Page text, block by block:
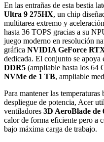
En las entrañas de esta bestia
Ultra 9 275HX, un chip
multitarea extremo y
hasta 36 TOPS gracias a su
juego moderno en resolución
gráfica NVIDIA GeForce
dedicada. El conjunto se apoya
DDR5 (ampliable hasta los 64
NVMe de 1 TB, ampliable
Para mantener las
despliegue de potencia, Acer
ventiladores 3D AeroBlade de
calor de forma eficiente pero a
bajo máxima carga de trabajo.